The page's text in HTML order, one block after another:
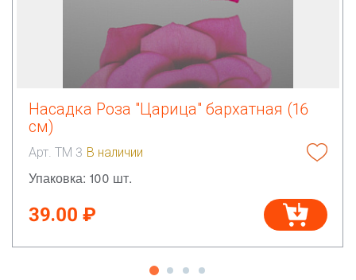
Насадка Роза "Царица" бархатная (16
см)
Арт. ТМ 3 В наличии
Упаковка: 100 шт.
39.00 ₽